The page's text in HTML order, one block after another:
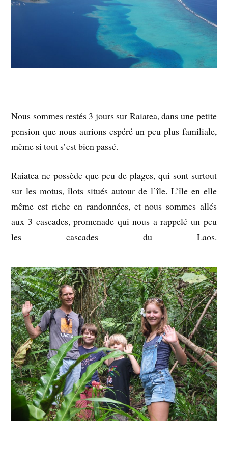
Nous sommes restés 3 jours sur Raiatea, dans une petite
pension que nous aurions espéré un peu plus familiale,
même si tout s’est bien passé.
Raiatea ne possède que peu de plages, qui sont surtout
sur les motus, îlots situés autour de l’île. L’île en elle
même est riche en randonnées, et nous sommes allés
aux 3 cascades, promenade qui nous a rappelé un peu
les cascades du Laos.